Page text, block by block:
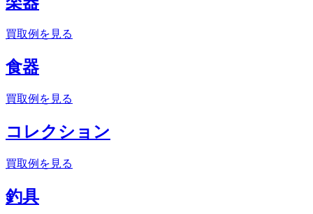
買取例を見る
食器
買取例を見る
コレクション
買取例を見る
釣具